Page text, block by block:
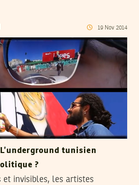
19 Nov 2014
tunisien
?
et invisibles, les artistes